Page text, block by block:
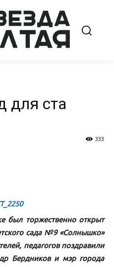
для ста
333
был торжественно открыт
сада №9 «Солнышко»
педагогов поздравили
Бердников и мэр города